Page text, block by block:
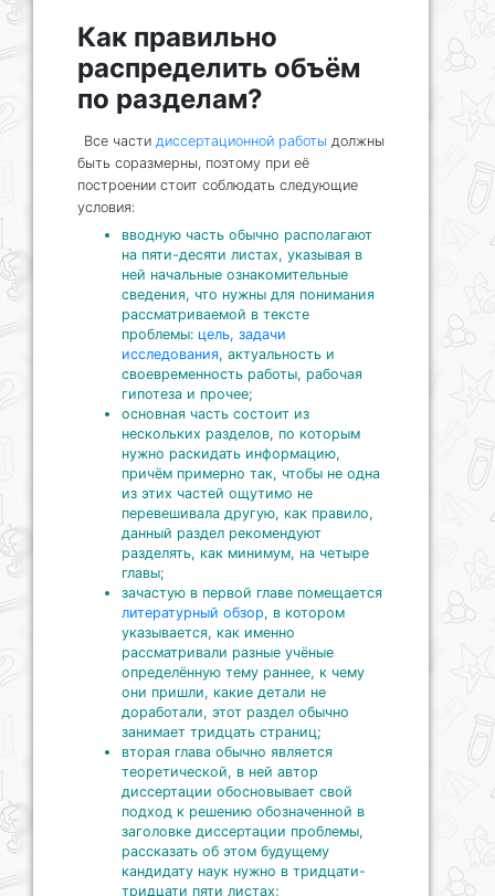
Как правильно
распределить объём
по разделам?
Все части диссертационной работы должны
быть соразмерны, поэтому при её
построении стоит соблюдать следующие
условия:
вводную часть обычно располагают
на пяти-десяти листах, указывая в
ней начальные ознакомительные
сведения, что нужны для понимания
рассматриваемой в тексте
проблемы: цель, задачи
исследования, актуальность и
своевременность работы, рабочая
гипотеза и прочее;
основная часть состоит из
нескольких разделов, по которым
нужно раскидать информацию,
причём примерно так, чтобы не одна
из этих частей ощутимо не
перевешивала другую, как правило,
данный раздел рекомендуют
разделять, как минимум, на четыре
главы;
зачастую в первой главе помещается
литературный обзор, в котором
указывается, как именно
рассматривали разные учёные
определённую тему раннее, к чему
они пришли, какие детали не
доработали, этот раздел обычно
занимает тридцать страниц;
вторая глава обычно является
теоретической, в ней автор
диссертации обосновывает свой
подход к решению обозначенной в
заголовке диссертации проблемы,
рассказать об этом будущему
кандидату наук нужно в тридцати-
тридцати пяти листах;